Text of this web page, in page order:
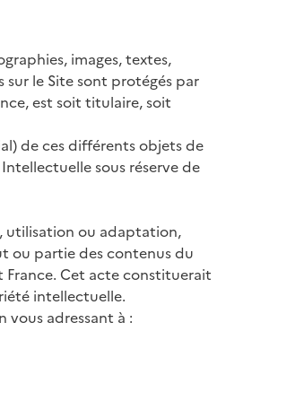
images, textes,
le Site sont protégés par
est soit titulaire, soit
de ces différents objets de
sous réserve de
utilisation ou adaptation,
ou partie des contenus du
Cet acte constituerait
intellectuelle.
adressant à :